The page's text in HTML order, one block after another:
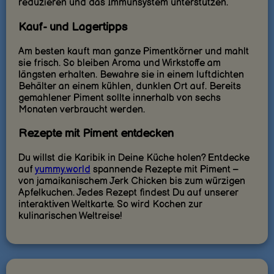
reduzieren und das Immunsystem unterstützen.
Kauf- und Lagertipps
Am besten kauft man ganze Pimentkörner und mahlt
sie frisch. So bleiben Aroma und Wirkstoffe am
längsten erhalten. Bewahre sie in einem luftdichten
Behälter an einem kühlen, dunklen Ort auf. Bereits
gemahlener Piment sollte innerhalb von sechs
Monaten verbraucht werden.
Rezepte mit Piment entdecken
Du willst die Karibik in Deine Küche holen? Entdecke
aufyummy.world spannende Rezepte mit Piment –
von jamaikanischem Jerk Chicken bis zum würzigen
Apfelkuchen. Jedes Rezept findest Du auf unserer
interaktiven Weltkarte. So wird Kochen zur
kulinarischen Weltreise!